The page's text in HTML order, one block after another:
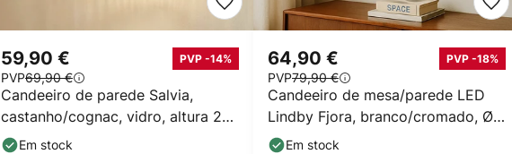
Candeeiro de parede Salvia,
castanho/cognac, vidro, altura 20
cm, E14
59,90 € PVP -14%
PVP69,90 €
Em stock
Candeeiro de mesa/parede LED
Lindby Fjora, branco/cromado, Ø
30 cm, regulável.
64,90 € PVP -18%
PVP79,90 €
Em stock